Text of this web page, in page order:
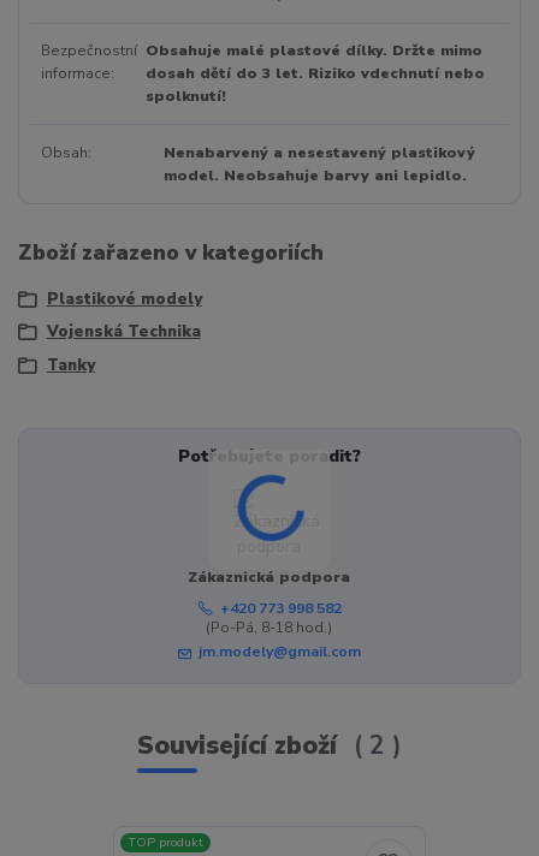
Bezpečnostní
informace
Obsahuje malé plastové dílky. Držte mimo
dosah dětí do 3 let. Riziko vdechnutí nebo
spolknutí!
Obsah
Nenabarvený a nesestavený plastikový
model. Neobsahuje barvy ani lepidlo.
Zboží zařazeno v kategoriích
Plastikové modely
Vojenská Technika
Tanky
Potřebujete poradit?
Zákaznická podpora
+420 773 998 582
(Po-Pá, 8-18 hod.)
jm.modely@gmail.com
Související zboží 2
TOP produkt